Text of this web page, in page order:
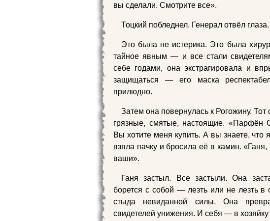
вы сделали. Смотрите все».
Тоцкий побледнел. Генерал отвёл
Это была не истерика. Это была
тайное явным — и все стали
себе годами, она экстрагировала и
защищаться — его маска
прилюдно.
Затем она повернулась к Рогожину.
грязные, смятые, настоящие. «Парфён
Вы хотите меня купить. А вы знаете,
взяла пачку и бросила её в камин.
ваши».
Ганя застыл. Все застыли. Она
борется с собой — лезть или не лезть
стыда невиданной силы. Она
свидетелей унижения. И себя — в хозяйку